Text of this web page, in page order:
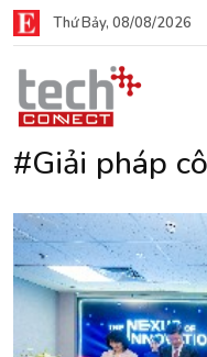
Thứ Bảy, 08/08/2026
#Giải pháp